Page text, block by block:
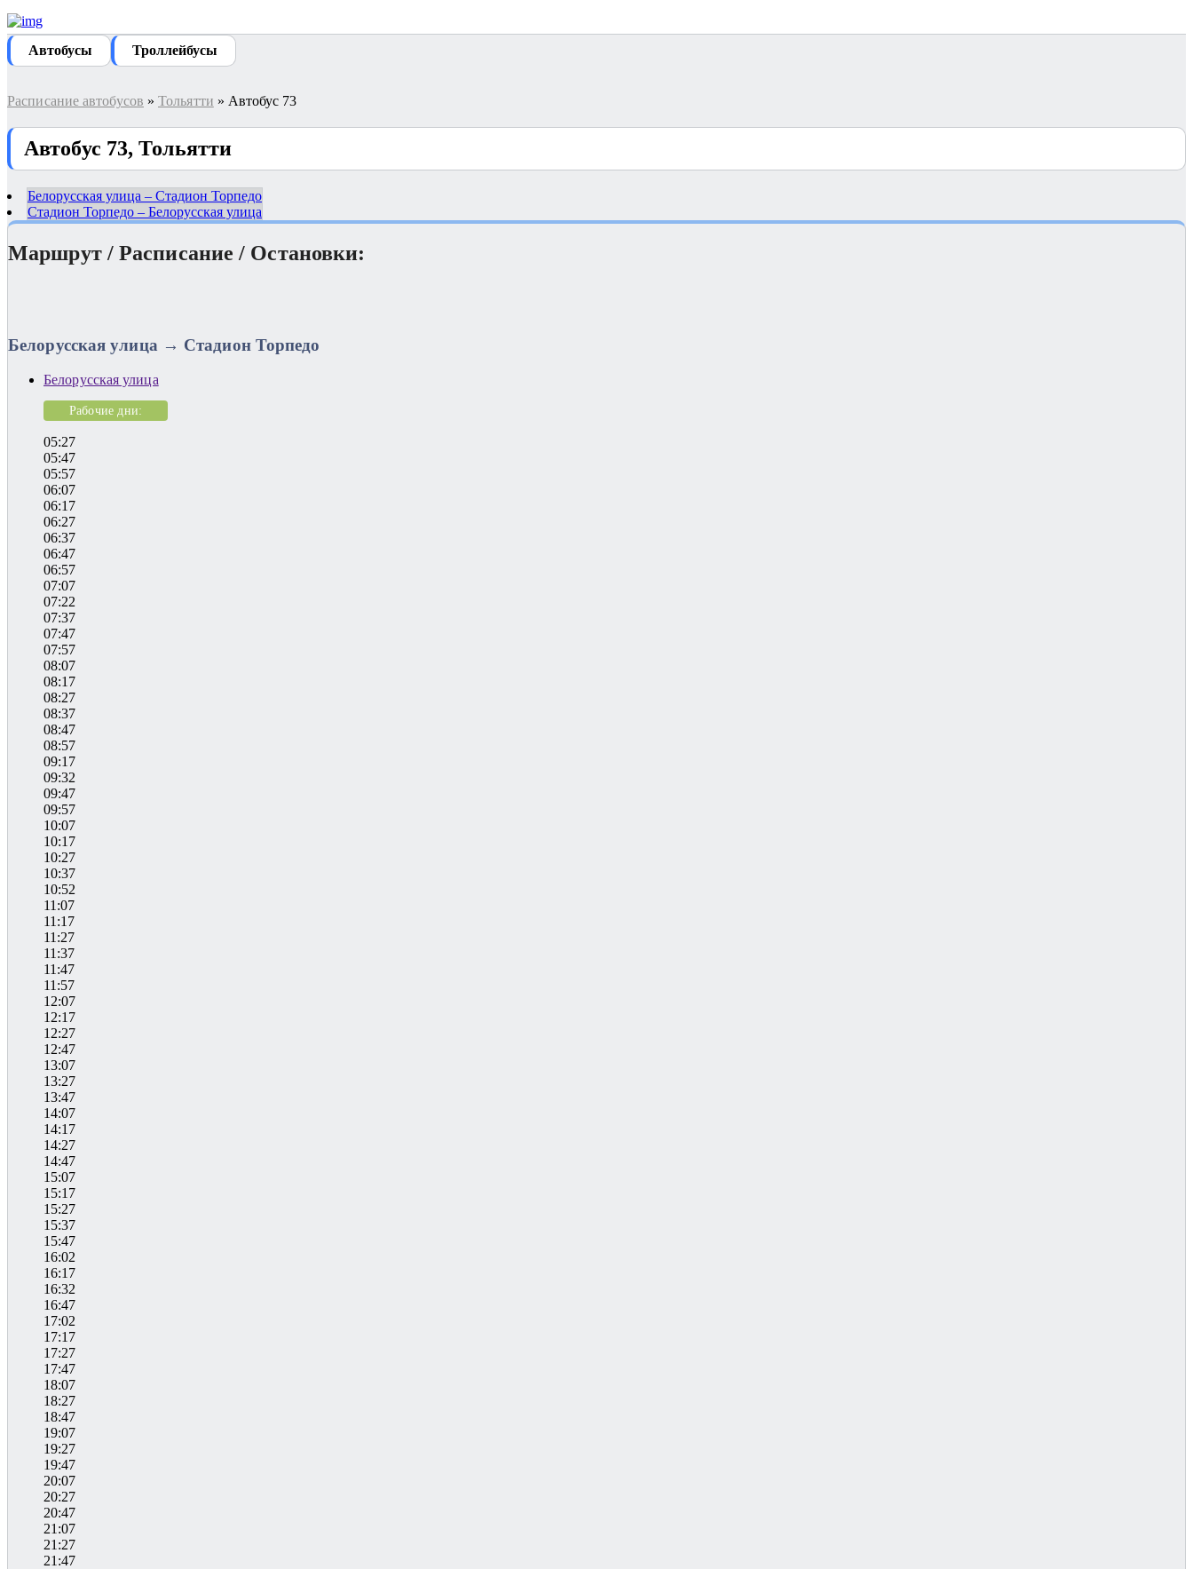
Автобуcы Троллейбусы
Расписание автобусов » Тольятти » Автобус 73
Автобус 73, Тольятти
Белорусская улица – Стадион Торпедо
Стадион Торпедо – Белорусская улица
Маршрут / Расписание / Остановки:
Белорусская улица → Стадион Торпедо
Белорусская улица
Рабочие дни:
05:27
05:47
05:57
06:07
06:17
06:27
06:37
06:47
06:57
07:07
07:22
07:37
07:47
07:57
08:07
08:17
08:27
08:37
08:47
08:57
09:17
09:32
09:47
09:57
10:07
10:17
10:27
10:37
10:52
11:07
11:17
11:27
11:37
11:47
11:57
12:07
12:17
12:27
12:47
13:07
13:27
13:47
14:07
14:17
14:27
14:47
15:07
15:17
15:27
15:37
15:47
16:02
16:17
16:32
16:47
17:02
17:17
17:27
17:47
18:07
18:27
18:47
19:07
19:27
19:47
20:07
20:27
20:47
21:07
21:27
21:47